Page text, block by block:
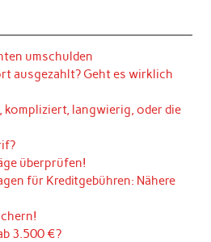
umschulden
ausgezahlt? Geht es wirklich
kompliziert, langwierig, oder die
überprüfen!
für Kreditgebühren: Nähere
3.500 €?